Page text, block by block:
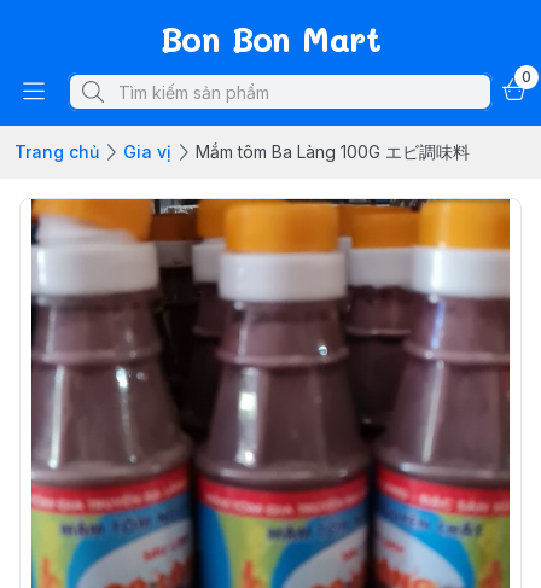
Bon Bon Mart
0
Trang chủ Gia vị Mắm tôm Ba Làng 100G エビ調味料